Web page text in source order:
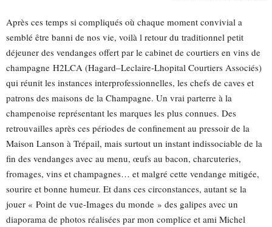
Après ces temps si compliqués où chaque moment convivial a
semblé être banni de nos vie, voilà l retour du traditionnel petit
déjeuner des vendanges offert par le cabinet de courtiers en vins de
champagne H2LCA (Hagard–Leclaire-Lhopital Courtiers Associés)
qui réunit les instances interprofessionnelles, les chefs de caves et
patrons des maisons de la Champagne. Un vrai parterre à la
champenoise représentant les marques les plus connues. Des
retrouvailles après ces périodes de confinement au pressoir de la
Maison Lanson à Trépail, mais surtout un instant indissociable de la
fin des vendanges avec au menu, œufs au bacon, charcuteries,
fromages, vins et champagnes… et malgré cette vendange mitigée,
sourire et bonne humeur. Et dans ces circonstances, autant se la
jouer « Point de vue-Images du monde » des galipes avec un
diaporama de photos réalisées par mon complice et ami Michel